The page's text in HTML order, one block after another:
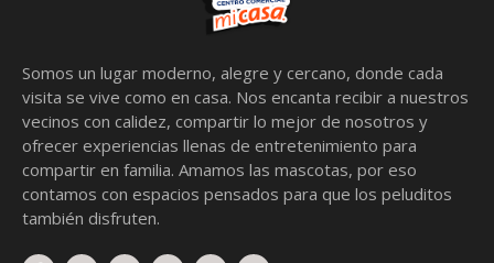
Somos un lugar moderno, alegre y cercano, donde cada
visita se vive como en casa. Nos encanta recibir a nuestros
vecinos con calidez, compartir lo mejor de nosotros y
ofrecer experiencias llenas de entretenimiento para
compartir en familia. Amamos las mascotas, por eso
contamos con espacios pensados para que los peluditos
también disfruten.